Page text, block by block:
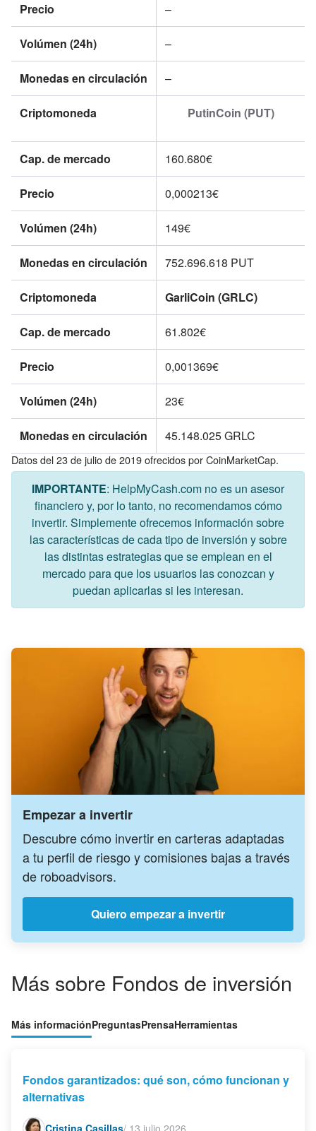
Precio –
Volúmen (24h) –
Monedas en circulación –
Criptomoneda PutinCoin (PUT)
Cap. de mercado 160.680€
Precio 0,000213€
Volúmen (24h) 149€
Monedas en circulación 752.696.618 PUT
Criptomoneda GarliCoin (GRLC)
Cap. de mercado 61.802€
Precio 0,001369€
Volúmen (24h) 23€
Monedas en circulación 45.148.025GRLC
Datos del 23 de julio de 2019 ofrecidos por CoinMarketCap.
IMPORTANTE: HelpMyCash.com no es un asesor
financiero y, por lo tanto, no recomendamos cómo
invertir. Simplemente ofrecemos información sobre
las características de cada tipo de inversión y sobre
las distintas estrategias que se emplean en el
mercado para que los usuarios las conozcan y
puedan aplicarlas si les interesan.
Empezar a invertir
Descubre cómo invertir en carteras adaptadas
a tu perfil de riesgo y comisiones bajas a través
de roboadvisors.
Quiero empezar a invertir
Más sobre Fondos de inversión
Más informaciónPreguntasPrensaHerramientas
Fondos garantizados: qué son, cómo funcionan y
alternativas
Cristina Casillas/ 13 julio 2026